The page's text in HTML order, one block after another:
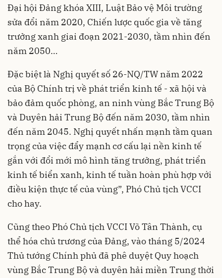
Đại hội Đảng khóa XIII, Luật Bảo vệ Môi trường
sửa đổi năm 2020, Chiến lược quốc gia về tăng
trưởng xanh giai đoạn 2021-2030, tầm nhìn đến
năm 2050…
Đặc biệt là Nghị quyết số 26-NQ/TW năm 2022
của Bộ Chính trị về phát triển kinh tế - xã hội và
bảo đảm quốc phòng, an ninh vùng Bắc Trung Bộ
và Duyên hải Trung Bộ đến năm 2030, tầm nhìn
đến năm 2045. Nghị quyết nhấn mạnh tầm quan
trọng của việc đẩy mạnh cơ cấu lại nền kinh tế
gắn với đổi mới mô hình tăng trưởng, phát triển
kinh tế biển xanh, kinh tế tuần hoàn phù hợp với
điều kiện thực tế của vùng”, Phó Chủ tịch VCCI
cho hay.
Cũng theo Phó Chủ tịch VCCI Võ Tân Thành, cụ
thể hóa chủ trương của Đảng, vào tháng 5/2024
Thủ tướng Chính phủ đã phê duyệt Quy hoạch
vùng Bắc Trung Bộ và duyên hải miền Trung thời